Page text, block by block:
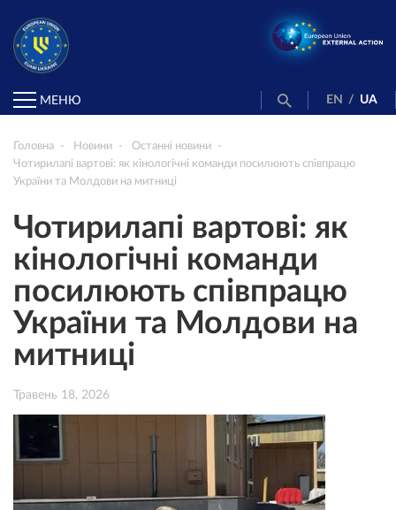
МЕНЮ EN / UA
Головна Новини
Останні новини
Чотирилапі вартові: як кінологічні команди посилюють співпрацю
України та Молдови на митниці
Чотирилапі вартові: як
кінологічні команди
посилюють співпрацю
України та Молдови на
митниці
Травень 18, 2026